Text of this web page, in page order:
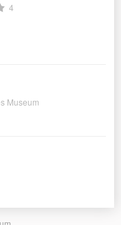
4
Museum